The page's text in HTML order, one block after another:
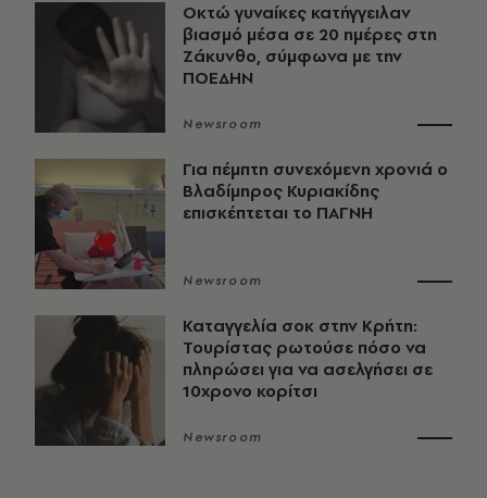
Οκτώ γυναίκες κατήγγειλαν
βιασμό μέσα σε 20 ημέρες στη
Ζάκυνθο, σύμφωνα με την
ΠΟΕΔΗΝ
Newsroom
Για πέμπτη συνεχόμενη χρονιά ο
Βλαδίμηρος Κυριακίδης
επισκέπτεται το ΠΑΓΝΗ
Newsroom
Καταγγελία σοκ στην Κρήτη:
Τουρίστας ρωτούσε πόσο να
πληρώσει για να ασελγήσει σε
10χρονο κορίτσι
Newsroom